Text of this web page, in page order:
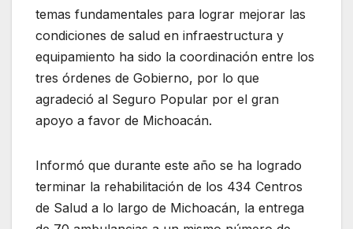
temas fundamentales para lograr mejorar las
condiciones de salud en infraestructura y
equipamiento ha sido la coordinación entre los
tres órdenes de Gobierno, por lo que
agradeció al Seguro Popular por el gran
apoyo a favor de Michoacán.
Informó que durante este año se ha logrado
terminar la rehabilitación de los 434 Centros
de Salud a lo largo de Michoacán, la entrega